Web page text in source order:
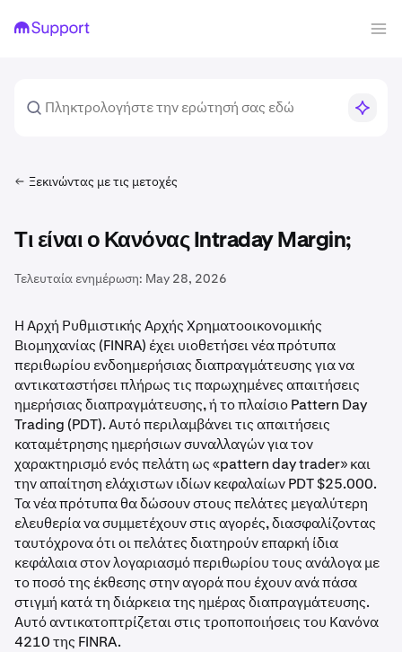
Ξεκινώντας με τις μετοχές
Τι είναι ο Κανόνας Intraday Margin;
Τελευταία ενημέρωση: May 28, 2026
Η Αρχή Ρυθμιστικής Αρχής Χρηματοοικονομικής
Βιομηχανίας (FINRA) έχει υιοθετήσει νέα πρότυπα
περιθωρίου ενδοημερήσιας διαπραγμάτευσης για να
αντικαταστήσει πλήρως τις παρωχημένες απαιτήσεις
ημερήσιας διαπραγμάτευσης, ή το πλαίσιο Pattern Day
Trading (PDT). Αυτό περιλαμβάνει τις απαιτήσεις
καταμέτρησης ημερήσιων συναλλαγών για τον
χαρακτηρισμό ενός πελάτη ως «pattern day trader» και
την απαίτηση ελάχιστων ιδίων κεφαλαίων PDT $25.000.
Τα νέα πρότυπα θα δώσουν στους πελάτες μεγαλύτερη
ελευθερία να συμμετέχουν στις αγορές, διασφαλίζοντας
ταυτόχρονα ότι οι πελάτες διατηρούν επαρκή ίδια
κεφάλαια στον λογαριασμό περιθωρίου τους ανάλογα με
το ποσό της έκθεσης στην αγορά που έχουν ανά πάσα
στιγμή κατά τη διάρκεια της ημέρας διαπραγμάτευσης.
Αυτό αντικατοπτρίζεται στις τροποποιήσεις του Κανόνα
4210 της FINRA.